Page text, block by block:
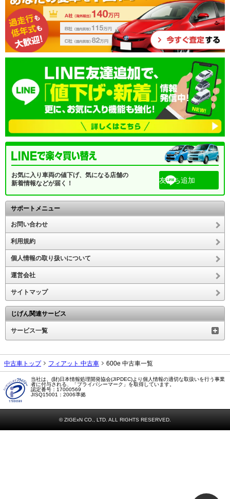
お気に入り車両の値下げ、気になる店舗の
新着情報などが届く！
友だち追加
サポートメニュー
お問い合わせ
利用規約
個人情報の取り扱いについて
運営会社
サイトマップ
じげん関連サービス
サービス一覧
中古車トップ フィアット 中古車 600e 中古車一覧
当社は、(財)日本情報処理開発協会(JIPDEC)より個人情報の適切な取扱いを行う事業
者に付与される、「プライバシーマーク」を取得しています。
認定番号：17000569
JISQ15001：2006準拠
© ZIGExN CO., LTD. ALL RIGHTS RESERVED.